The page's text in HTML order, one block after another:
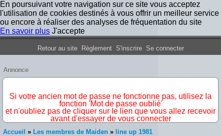
En poursuivant votre navigation sur ce site vous acceptez
l'utilisation de cookies destinés à vous offrir un meilleur service
ou encore à réaliser des analyses de fréquentation du site
En savoir plus J'accepte
Forum Iron Maiden France
Retour au site Règlement S'inscrire Se connecter
Annonce
Si votre ancien mot de passe ne fonctionne pas, utilisez la
fonction 'Mot de passe oublié'
et n'oubliez pas de cliquer sur le lien que vous allez recevoir
avant d'essayer de vous connecter
Accueil » Les membres de Maiden » line up 1981